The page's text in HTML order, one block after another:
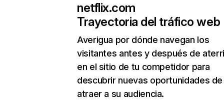
netflix.com
Trayectoria del tráfico web
Averigua por dónde navegan los
visitantes antes y después de
en el sitio de tu competidor para
descubrir nuevas oportunidades de
atraer a su audiencia.